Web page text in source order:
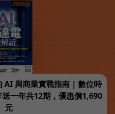
AI 與商業實戰指南 | 數位時
一年共12期，優惠價1,690
元